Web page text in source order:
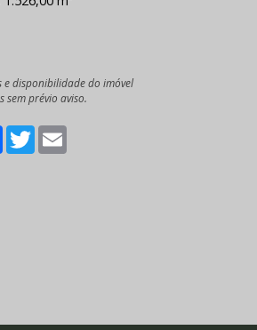
e disponibilidade do imóvel
sem prévio aviso.
Facebook
Twitter